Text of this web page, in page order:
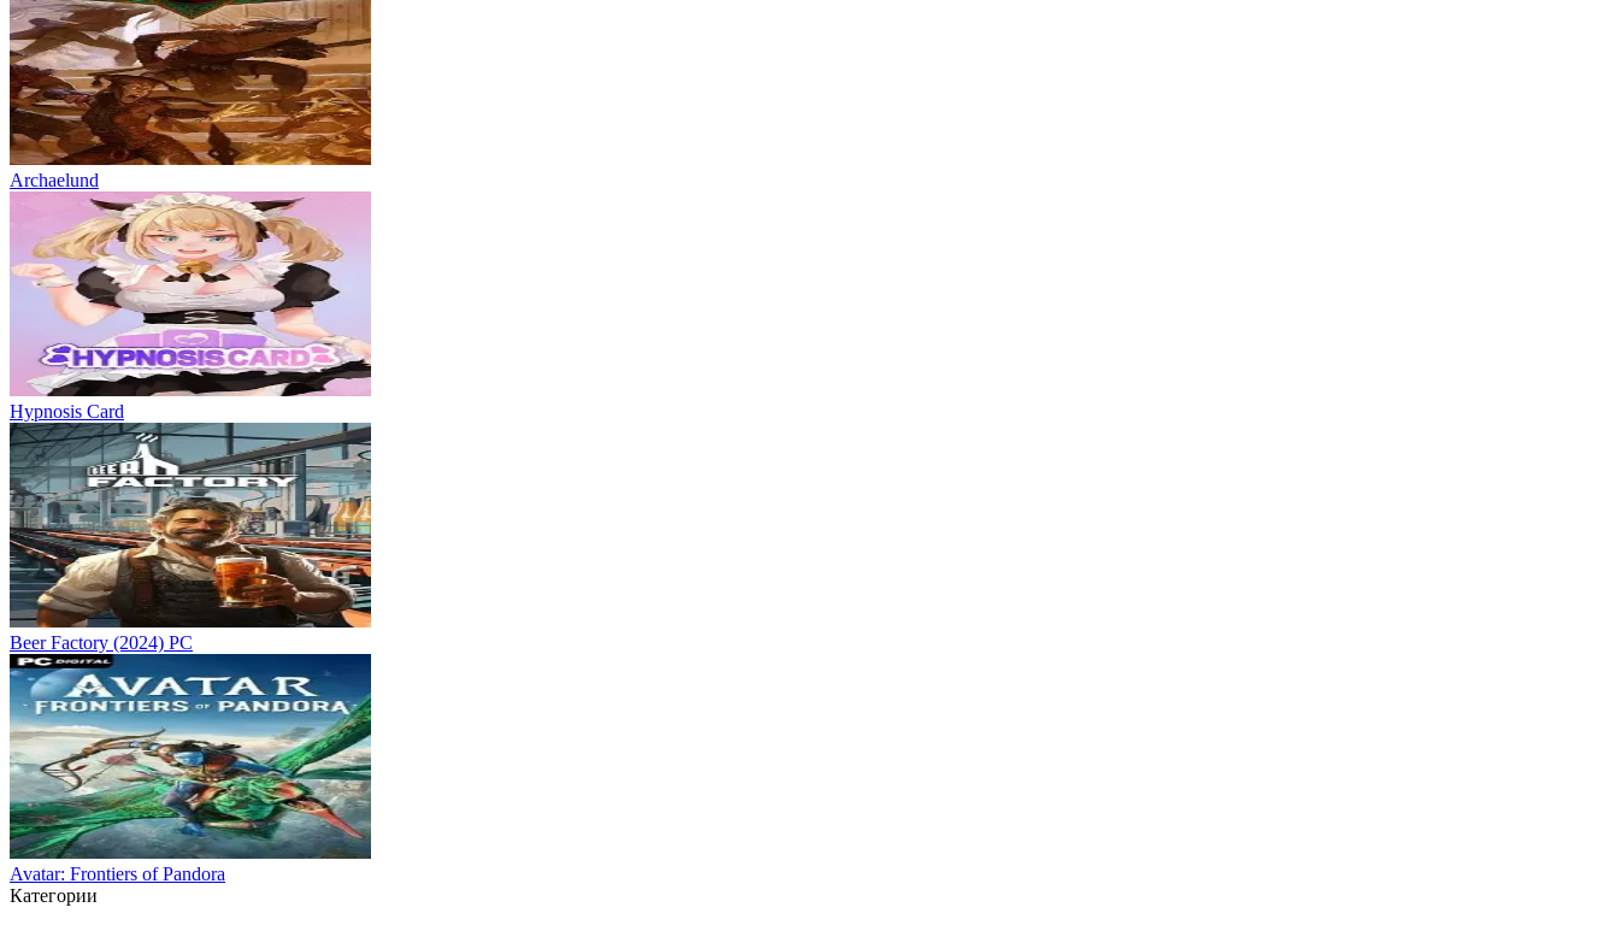
Archaelund
Hypnosis Card
Beer Factory (2024) PC
Avatar: Frontiers of Pandora
Категории